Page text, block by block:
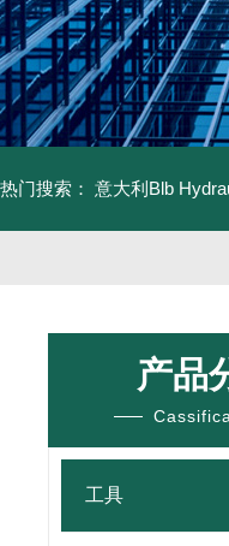
热门搜索： 意大利Blb
产品
工具